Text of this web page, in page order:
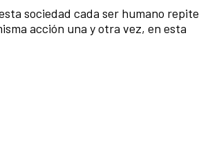
sociedad cada ser humano repite
acción una y otra vez, en esta